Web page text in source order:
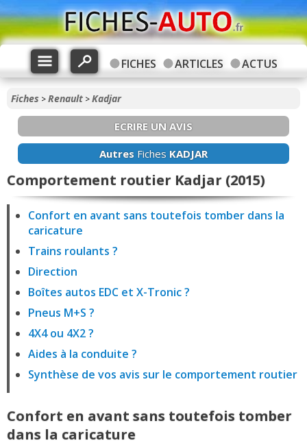
FICHES ARTICLES ACTUS
Fiches >Renault >Kadjar
ECRIRE UN AVIS
Autres Fiches KADJAR
Comportement routier Kadjar (2015)
Confort en avant sans toutefois tomber dans la
caricature
Trains roulants ?
Direction
Boîtes autos EDC et X-Tronic ?
Pneus M+S ?
4X4 ou 4X2 ?
Aides à la conduite ?
Synthèse de vos avis sur le comportement routier
Confort en avant sans toutefois tomber
dans la caricature